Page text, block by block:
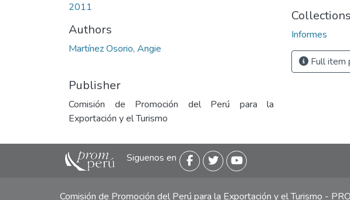
2011
Authors
Martínez Osorio, Angie
Publisher
Comisión de Promoción del Perú para la
Exportación y el Turismo
Collections
Informes
Full item
Siguenos en
Comisión de Promoción del Perú para la Exportación y el Turismo -